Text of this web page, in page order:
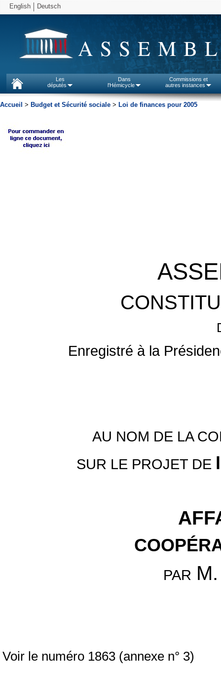
English Deutsch
Les
députés
Dans
l'Hémicycle
Commissions et
autres instances
Accueil > Budget et Sécurité sociale > Loi de finances pour 2005
Enregistré à la
AU NOM DE LA
SUR LE PROJET DE
PAR
Voir le numéro 1863 (annexe n° 3)